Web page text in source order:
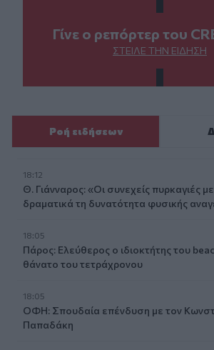
Γίνε ο ρεπόρτερ του
ΣΤΕΊΛΕ ΤΗΝ ΕΊΔΗΣΗ
Ροή ειδήσεων
18:12
Θ. Γιάνναρος: «Οι συνεχείς πυρκαγιές
δραματικά τη δυνατότητα φυσικής
18:05
Πάρος: Ελεύθερος ο ιδιοκτήτης του
θάνατο του τετράχρονου
18:05
ΟΦΗ: Σπουδαία επένδυση με τον
Παπαδάκη